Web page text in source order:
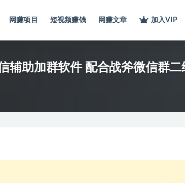
网赚项目 短视频赚钱 网赚文章 加入VIP
辅助加群软件 配合战斧微信群